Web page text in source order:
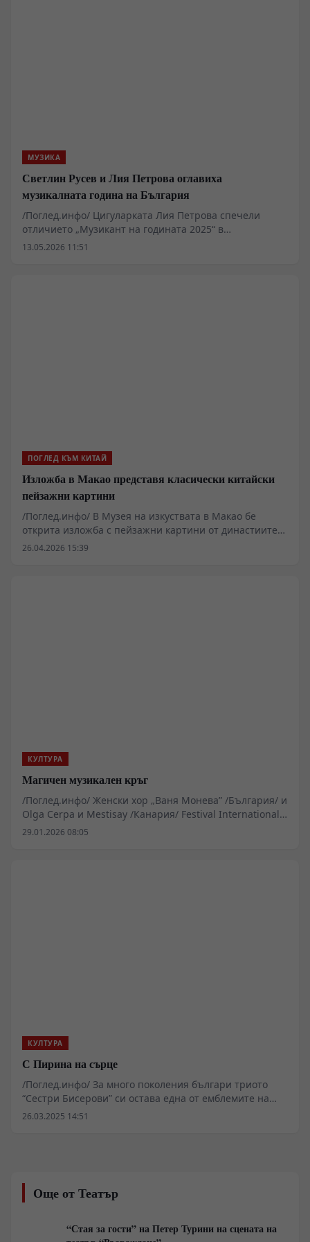
МУЗИКА
Светлин Русев и Лия Петрова оглавиха
музикалната година на България
/Поглед.инфо/ Цигуларката Лия Петрова спечели
отличието „Музикант на годината 2025“ в
националната анкета на БНР, след гласуване на над 8
13.05.2026 11:51
ПОГЛЕД КЪМ КИТАЙ
Изложба в Макао представя класически китайски
пейзажни картини
/Поглед.инфо/ В Музея на изкуствата в Макао бе
открита изложба с пейзажни картини от династиите
Мин и Цин, която представя художествените
26.04.2026 15:39
КУЛТУРА
Магичен музикален кръг
/Поглед.инфо/ Женски хор „Ваня Монева” /България/ и
Olga Cerpa и Mestisay /Канария/ Festival International
de musica de Canarias
29.01.2026 08:05
КУЛТУРА
С Пирина на сърце
/Поглед.инфо/ За много поколения българи триото
“Сестри Бисерови” си остава една от емблемите на
българската народна песен и на фолклора ни като
Германия, Испания, Италия, Русия, Малайзия,
Сингапур, Франция, Япония, Индия - по целия свят.
26.03.2025 14:51
Още от Театър
“Стая за гости” на Петер Турини на сцената на